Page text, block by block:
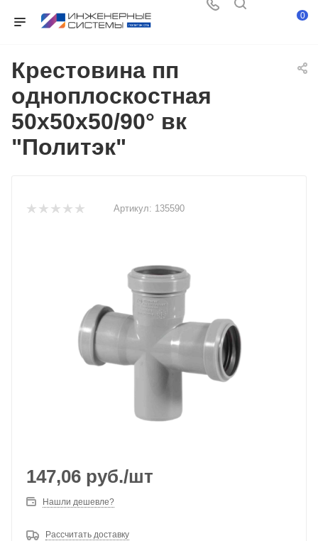
0
Крестовина пп
одноплоскостная
50х50х50/90° вк
"Политэк"
Артикул: 135590
147,06 руб./шт
Нашли дешевле?
Рассчитать доставку